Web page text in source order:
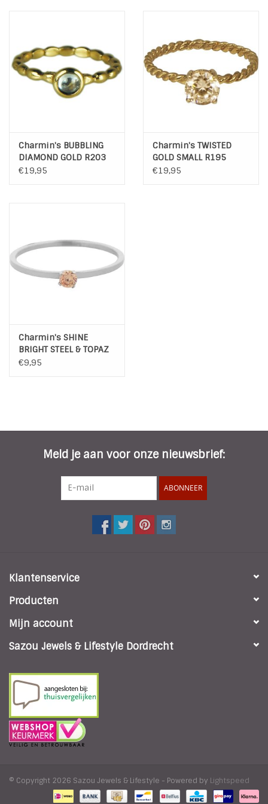
Charmin's BUBBLING
DIAMOND GOLD R203
€19,95
Charmin's TWISTED
GOLD SMALL R195
€19,95
Charmin's SHINE
BRIGHT STEEL & TOPAZ
CRYSTAL R347
€9,95
Meld je aan voor onze nieuwsbrief:
ABONNEER
Klantenservice
Producten
Mijn account
Sazou Jewels & Lifestyle Dordrecht
© Copyright 2026 Sazou Jewels & Lifestyle - Powered by Lightspeed